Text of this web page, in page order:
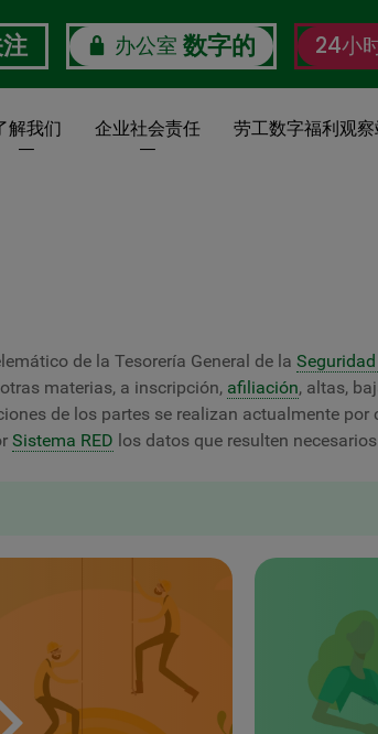
办公室 数字的 24小
解我们 企业社会责任 劳工数字福利观
de la Tesorería General de la
materias, a inscripción, afiliación, altas,
de los partes se realizan actualmente
Sistema RED los datos que resulten